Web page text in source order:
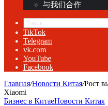
与我们合作
TikTok
Telegram
vk.com
YouTube
Facebook
Главная/Новости Китая/Рост
Xiaomi
Бизнес в КитаеНовости Китая